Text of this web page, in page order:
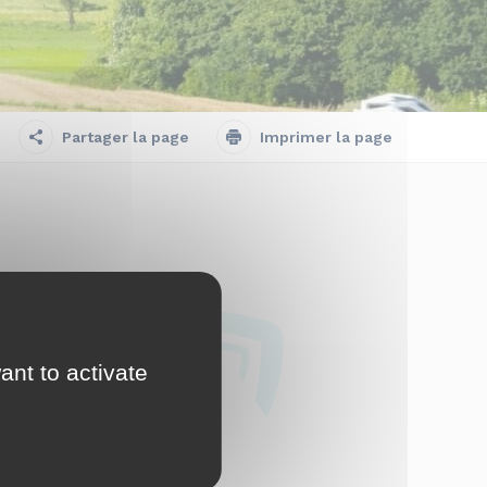
Partager la page Imprimer la page
un studio
La vue est
dans vos
to activate